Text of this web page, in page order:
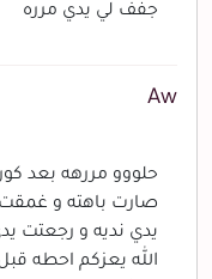
جفف لي يدي مرره
Aw
حلووو مررهه بعد
صارت باهته و
يدي نديه و رجعتت
الله يعزكم احطه